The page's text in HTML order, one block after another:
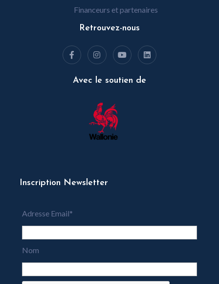
Inscription Newsletter
Adresse Email*
Nom
Financeurs et partenaires
Retrouvez-nous
Avec le soutien de